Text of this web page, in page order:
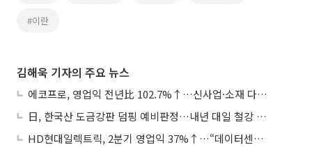
#이란
김해욱 기자의 주요 뉴스
에코프로, 영업익 전년比 102.7%↑…신사업·소재 다각화 박차
日, 한국산 도금강판 덤핑 예비판정…내년 대일 철강 수출 ‘빨간불’
HD현대일렉트릭, 2분기 영업익 37%↑…“데이터센터 사업, 새로운 성장 축”